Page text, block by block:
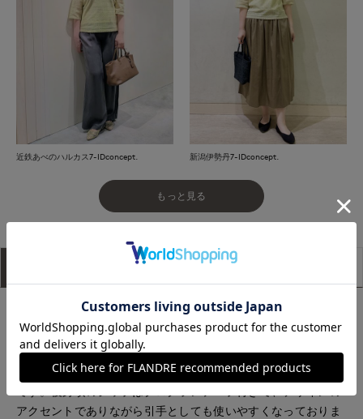
近鉄あべのハルカス7-IDconcept. 新潟伊勢丹7-IDconcept.
もっと見る
サイズ詳細
レース生地に裏地をドッキングした6分袖のTシャツ。
通常のTシャツほどカジュアル過ぎない感覚のレースTシャツ
で、フェミニンに偏らず大人も取り入れやすいレースアイテム
アクセントでありながら引手としても使いやすくなっておりま